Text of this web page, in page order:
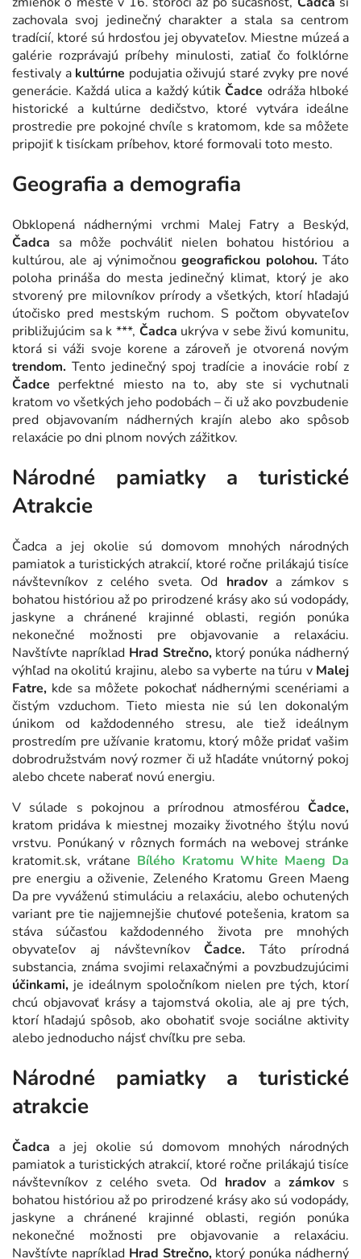
zachovala svoj jedinečný charakter a stala sa centrom
tradícií, ktoré sú hrdosťou jej obyvateľov. Miestne múzeá a
galérie rozprávajú príbehy minulosti, zatiaľ čo folklórne
festivaly a kultúrne podujatia oživujú staré zvyky pre nové
generácie. Každá ulica a každý kútikČadce odráža hlboké
historické a kultúrne dedičstvo, ktoré vytvára ideálne
prostredie pre pokojné chvíle s kratomom, kde sa môžete
pripojiť k tisíckam príbehov, ktoré formovali toto mesto.
Geografia a demografia
Obklopená nádhernými vrchmi Malej Fatry a Beskýd,
Čadca sa môže pochváliť nielen bohatou históriou a
kultúrou, ale aj výnimočnougeografickou polohou. Táto
poloha prináša do mesta jedinečný klimat, ktorý je ako
stvorený pre milovníkov prírody a všetkých, ktorí hľadajú
útočisko pred mestským ruchom. S počtom obyvateľov
približujúcim sa k ***, Čadca ukrýva v sebe živú komunitu,
ktorá si váži svoje korene a zároveň je otvorená novým
trendom. Tento jedinečný spoj tradície a inovácie robí z
Čadce perfektné miesto na to, aby ste si vychutnali
kratom vo všetkých jeho podobách – či už ako povzbudenie
pred objavovaním nádherných krajín alebo ako spôsob
relaxácie po dni plnom nových zážitkov.
Národné pamiatky a turistické
Atrakcie
Čadca a jej okolie sú domovom mnohých národných
pamiatok a turistických atrakcií, ktoré ročne prilákajú tisíce
návštevníkov z celého sveta. Od hradova zámkov s
bohatou históriou až po prirodzené krásy ako sú vodopády,
jaskyne a chránené krajinné oblasti, región ponúka
nekonečné možnosti pre objavovanie a relaxáciu.
Navštívte napríklad Hrad Strečno,ktorý ponúka nádherný
výhľad na okolitú krajinu, alebo sa vyberte na túru v Malej
Fatre, kde sa môžete pokochať nádhernými scenériami a
čistým vzduchom. Tieto miesta nie sú len dokonalým
únikom od každodenného stresu, ale tiež ideálnym
prostredím pre užívanie kratomu, ktorý môže pridať vašim
dobrodružstvám nový rozmer či už hľadáte vnútorný pokoj
alebo chcete naberať novú energiu.
V súlade s pokojnou a prírodnou atmosférou Čadce,
kratom pridáva k miestnej mozaiky životného štýlu novú
vrstvu. Ponúkaný v rôznych formách na webovej stránke
kratomit.sk, vrátane Bílého Kratomu White Maeng Da
pre energiu a oživenie, Zeleného Kratomu Green Maeng
Da pre vyváženú stimuláciu a relaxáciu, alebo ochutených
variant pre tie najjemnejšie chuťové potešenia, kratom sa
stáva súčasťou každodenného života pre mnohých
obyvateľov aj návštevníkovČadce. Táto prírodná
substancia, známa svojimi relaxačnými a povzbudzujúcimi
účinkami, je ideálnym spoločníkom nielen pre tých, ktorí
chcú objavovať krásy a tajomstvá okolia, ale aj pre tých,
ktorí hľadajú spôsob, ako obohatiť svoje sociálne aktivity
alebo jednoducho nájsť chvíľku pre seba.
Národné pamiatky a turistické
atrakcie
Čadca a jej okolie sú domovom mnohých národných
pamiatok a turistických atrakcií, ktoré ročne prilákajú tisíce
návštevníkov z celého sveta. Od hradova zámkovs
bohatou históriou až po prirodzené krásy ako sú vodopády,
jaskyne a chránené krajinné oblasti, región ponúka
nekonečné možnosti pre objavovanie a relaxáciu.
Navštívte napríklad Hrad Strečno,ktorý ponúka nádherný